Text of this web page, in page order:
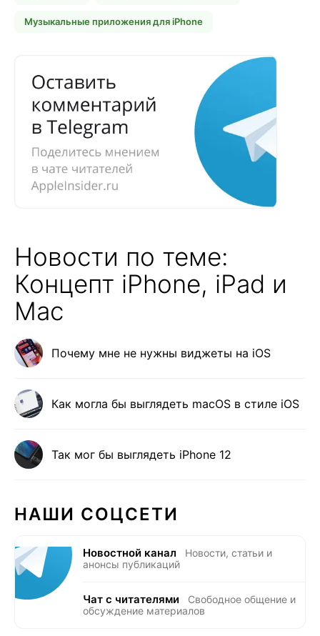
Музыкальные приложения для iPhone
Новости по теме:
Концепт iPhone, iPad и
Mac
Почему мне не нужны виджеты на iOS
Как могла бы выглядеть macOS в стиле iOS
Так мог бы выглядеть iPhone 12
НАШИ СОЦСЕТИ
Новостной канал
Новости, статьи и
анонсы публикаций
Чат с читателями
Свободное общение и
обсуждение материалов